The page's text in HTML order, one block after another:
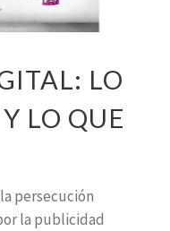
LO
LO QUE
persecución
la publicidad